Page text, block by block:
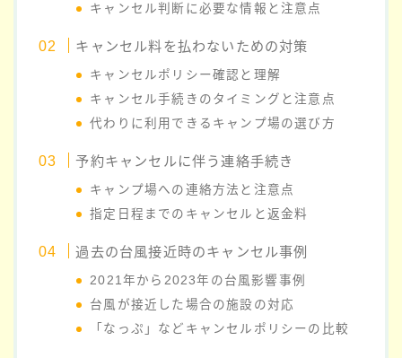
キャンセル判断に必要な情報と注意点
キャンセル料を払わないための対策
キャンセルポリシー確認と理解
キャンセル手続きのタイミングと注意点
代わりに利用できるキャンプ場の選び方
予約キャンセルに伴う連絡手続き
キャンプ場への連絡方法と注意点
指定日程までのキャンセルと返金料
過去の台風接近時のキャンセル事例
2021年から2023年の台風影響事例
台風が接近した場合の施設の対応
「なっぷ」などキャンセルポリシーの比較